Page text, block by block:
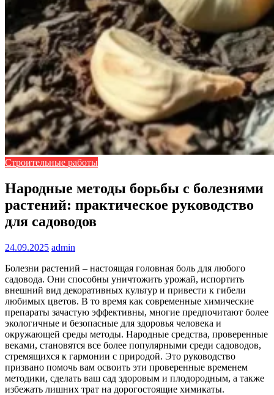
Строительные работы
Народные методы борьбы с болезнями
растений: практическое руководство
для садоводов
24.09.2025 admin
Болезни растений – настоящая головная боль для любого
садовода. Они способны уничтожить урожай, испортить
внешний вид декоративных культур и привести к гибели
любимых цветов. В то время как современные химические
препараты зачастую эффективны, многие предпочитают более
экологичные и безопасные для здоровья человека и
окружающей среды методы. Народные средства, проверенные
веками, становятся все более популярными среди садоводов,
стремящихся к гармонии с природой. Это руководство
призвано помочь вам освоить эти проверенные временем
методики, сделать ваш сад здоровым и плодородным, а также
избежать лишних трат на дорогостоящие химикаты.